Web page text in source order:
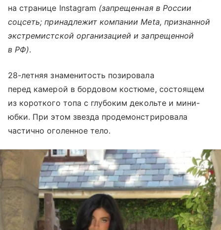
на странице Instagram (запрещенная в России
соцсеть; принадлежит компании Meta, признанной
экстремистской организацией и запрещенной
в РФ).
28-летняя знаменитость позировала
перед камерой в бордовом костюме, состоящем
из короткого топа с глубоким декольте и мини-
юбки. При этом звезда продемонстрировала
частично оголенное тело.